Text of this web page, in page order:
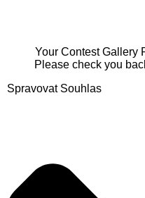
Your Contest Gallery
Please check you
Spravovat Souhlas